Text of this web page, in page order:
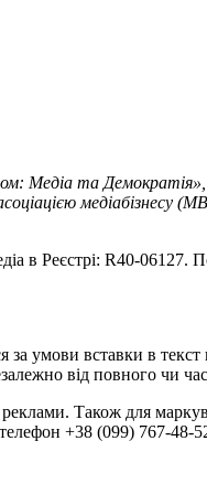
Медіа та
медіабізнесу
в Реєстрі: R40-
умови вставки в
від повного чи
Також для
+38 (099) 767-48-